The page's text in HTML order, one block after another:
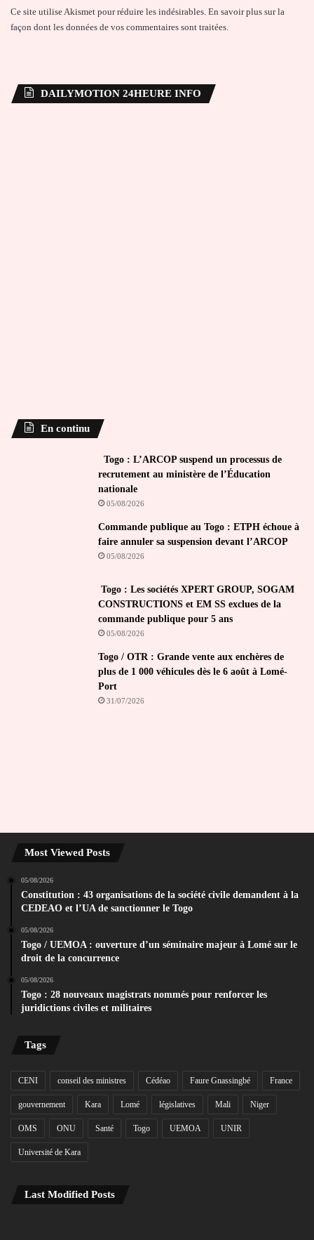
Ce site utilise Akismet pour réduire les indésirables. En savoir plus sur la
façon dont les données de vos commentaires sont traitées
DAILYMOTION 24HEURE INFO
En continu
Togo : L’ARCOP suspend un processus de
recrutement au ministère de l’Éducation
nationale
05/08/2026
Commande publique au Togo : ETPH échoue à
faire annuler sa suspension devant l’ARCOP
05/08/2026
Togo : Les sociétés XPERT GROUP, SOGAM
CONSTRUCTIONS et EM SS exclues de la
commande publique pour 5 ans
05/08/2026
Togo / OTR : Grande vente aux enchères de
plus de 1 000 véhicules dès le 6 août à Lomé-
Port
31/07/2026
Most Viewed Posts
05/08/2026
Constitution : 43 organisations de la société civile demandent à la
CEDEAO et l’UA de sanctionner le Togo
05/08/2026
Togo / UEMOA : ouverture d’un séminaire majeur à Lomé sur le
droit de la concurrence
05/08/2026
Togo : 28 nouveaux magistrats nommés pour renforcer les
juridictions civiles et militaires
Tags
CENI conseil des ministres Cédéao Faure Gnassingbé France
gouvernement Kara Lomé législatives Mali Niger
OMS ONU Santé Togo UEMOA UNIR
Université de Kara
Last Modified Posts